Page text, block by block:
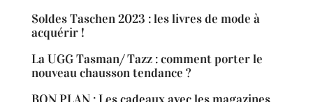
Soldes Taschen 2023 : les livres de mode à
acquérir !
La UGG Tasman/ Tazz : comment porter le
nouveau chausson tendance ?